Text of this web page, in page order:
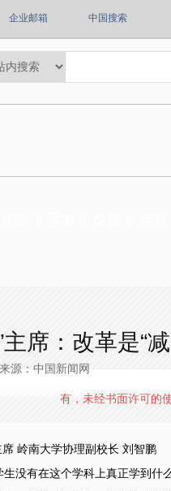
企业邮箱 中国搜索
席：改革是“
源：中国新闻网
有，未经书面许可的
岭南大学协理副校长 刘智鹏
有在这个学科上真正学到什